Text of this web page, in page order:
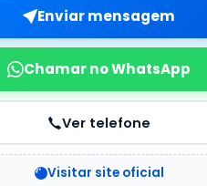
Enviar mensagem
Chamar no WhatsApp
Ver telefone
Visitar site oficial